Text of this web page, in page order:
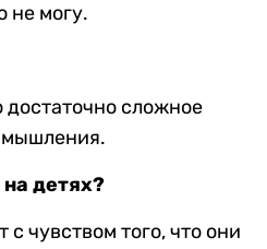
не могу.
достаточно сложное
мышления.
детях?
чувством того, что они